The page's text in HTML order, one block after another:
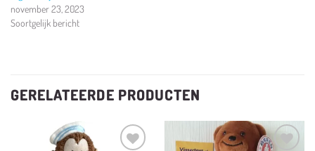
november 23, 2023
Soortgelijk bericht
GERELATEERDE PRODUCTEN